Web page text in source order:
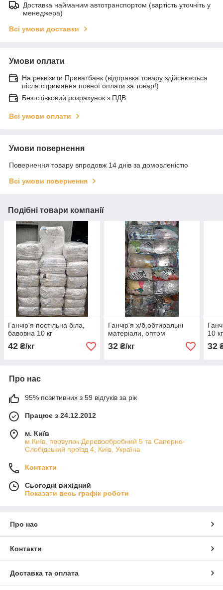
Доставка найманим автотранспортом (вартість уточніть у
менеджера)
Всі умови доставки
Умови оплати
На реквізити Приватбанк (відправка товару здійснюється
після отримання повної оплати за товар!)
Безготівковий розрахунок з ПДВ
Всі умови оплати
Умови повернення
Повернення товару впродовж 14 днів за домовленістю
Всі умови повернення
Подібні товари компанії
Ганчір'я постільна біла,
бавовна 10 кг
42 ₴/кг
Ганчір'я х/б,обтиральні
матеріали, оптом
32₴/кг
10 кг
32
Про нас
95% позитивних з 59 відгуків за рік
Працює з 24.12.2012
м. Київ
м.Київ, провулок Деревообробний 5 та Саперно-
Слобідський проїзд 4, Київ, Україна
Контакти
Сьогодні вихідний
Показати весь графік роботи
Про нас
Контакти
Доставка та оплата